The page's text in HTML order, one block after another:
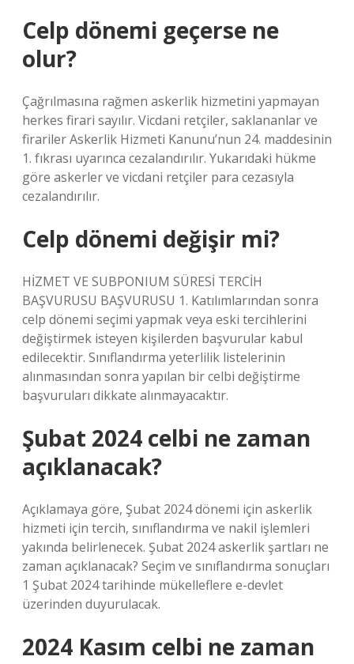
Celp dönemi geçerse ne
olur?
Çağrılmasına rağmen askerlik hizmetini yapmayan
herkes firari sayılır. Vicdani retçiler, saklananlar ve
firariler Askerlik Hizmeti Kanunu’nun 24. maddesinin
1. fıkrası uyarınca cezalandırılır. Yukarıdaki hükme
göre askerler ve vicdani retçiler para cezasıyla
cezalandırılır.
Celp dönemi değişir mi?
HİZMET VE SUBPONIUM SÜRESİ TERCİH
BAŞVURUSU BAŞVURUSU 1. Katılımlarından sonra
celp dönemi seçimi yapmak veya eski tercihlerini
değiştirmek isteyen kişilerden başvurular kabul
edilecektir. Sınıflandırma yeterlilik listelerinin
alınmasından sonra yapılan bir celbi değiştirme
başvuruları dikkate alınmayacaktır.
Şubat 2024 celbi ne zaman
açıklanacak?
Açıklamaya göre, Şubat 2024 dönemi için askerlik
hizmeti için tercih, sınıflandırma ve nakil işlemleri
yakında belirlenecek. Şubat 2024 askerlik şartları ne
zaman açıklanacak? Seçim ve sınıflandırma sonuçları
1 Şubat 2024 tarihinde mükelleflere e-devlet
üzerinden duyurulacak.
2024 Kasım celbi ne zaman